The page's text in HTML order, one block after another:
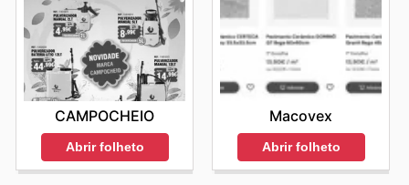
CAMPOCHEIO
Abrir folheto
Macovex
Abrir folheto